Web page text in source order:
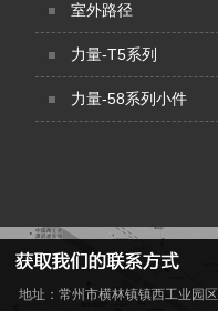
室外路径
力量-T5系列
力量-58系列小件
地址：常州市横林镇镇西工业园区